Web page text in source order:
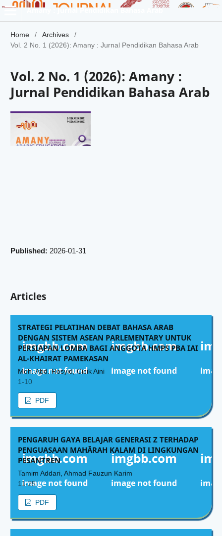
Amany : Jurnal Pendidikan Bahasa Arab
Home / Archives
/
Vol. 2 No. 1 (2026): Amany : Jurnal Pendidikan Bahasa Arab
Vol. 2 No. 1 (2026): Amany :
Jurnal Pendidikan Bahasa Arab
Published: 2026-01-31
Articles
STRATEGI PELATIHAN DEBAT BAHASA ARAB
DENGAN SISTEM ASEAN PARLEMENTARY UNTUK
PERSIAPAN LOMBA BAGI ANGGOTA HMPS PBA IAI
AL-KHAIRAT PAMEKASAN
Moh. Abd. Rosyid, Cicik Aini
1-10
PDF
PENGARUH GAYA BELAJAR GENERASI Z TERHADAP
PENGUASAAN MAHĀRAH KALAM DI LINGKUNGAN
PESANTREN
Tamim Addari, Ahmad Fauzun Karim
11-25
PDF